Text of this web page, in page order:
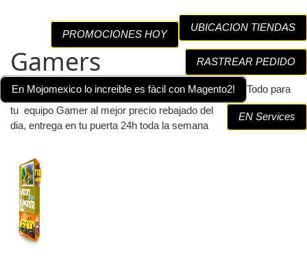
UBICACION TIENDAS
PROMOCIONES HOY
RASTREAR PEDIDO
En Mojomexico lo increible es fàcil con Magento2!
EN Services
Gamers
Todo para
tu equipo Gamer al mejor precio rebajado del
dia, entrega en tu puerta 24h toda la semana